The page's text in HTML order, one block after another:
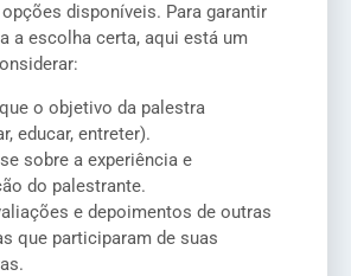
disponíveis. Para garantir
a escolha certa, aqui está um
o objetivo da palestra
educar, entreter).
sobre a experiência e
do palestrante.
e depoimentos de outras
que participaram de suas